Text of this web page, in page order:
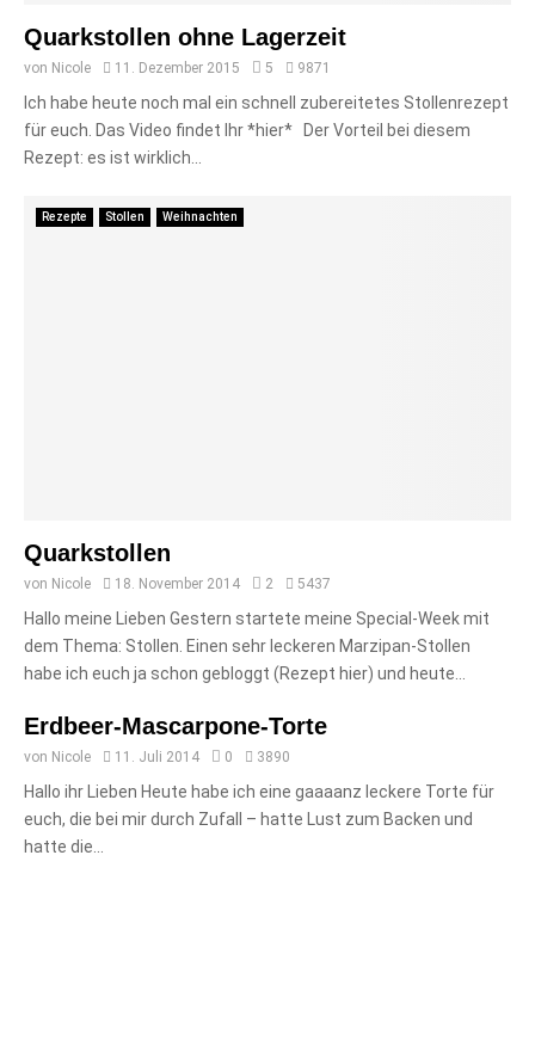
Quarkstollen ohne Lagerzeit
von Nicole 11. Dezember 2015 5 9871
Ich habe heute noch mal ein schnell zubereitetes Stollenrezept
für euch. Das Video findet Ihr *hier* Der Vorteil bei diesem
Rezept: es ist wirklich...
Rezepte Stollen Weihnachten
Quarkstollen
von Nicole 18. November 2014 2 5437
Hallo meine Lieben Gestern startete meine Special-Week mit
dem Thema: Stollen. Einen sehr leckeren Marzipan-Stollen
habe ich euch ja schon gebloggt (Rezept hier) und heute...
Erdbeer-Mascarpone-Torte
von Nicole 11. Juli 2014 0 3890
Hallo ihr Lieben Heute habe ich eine gaaaanz leckere Torte für
euch, die bei mir durch Zufall – hatte Lust zum Backen und
hatte die...